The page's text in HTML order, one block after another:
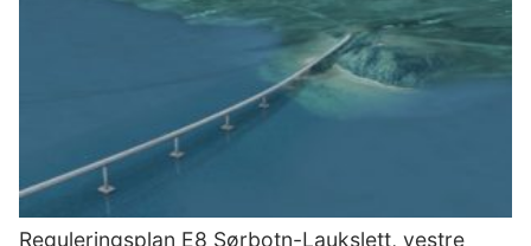
Reguleringsplan E8 Sørbotn-Laukslett, vestre